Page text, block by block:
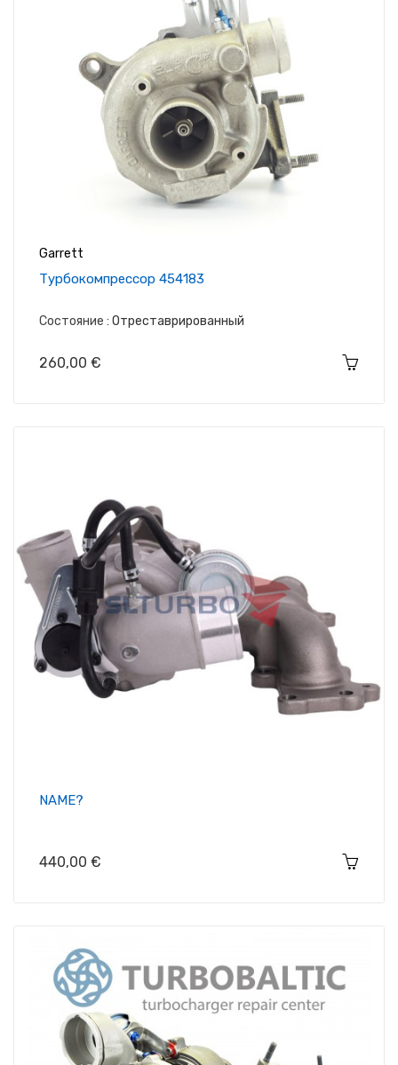
Garrett
Tурбокомпрессор 454183
Состояние : Отреставрированный
Цена
260,00 €
NAME?
Цена
440,00 €